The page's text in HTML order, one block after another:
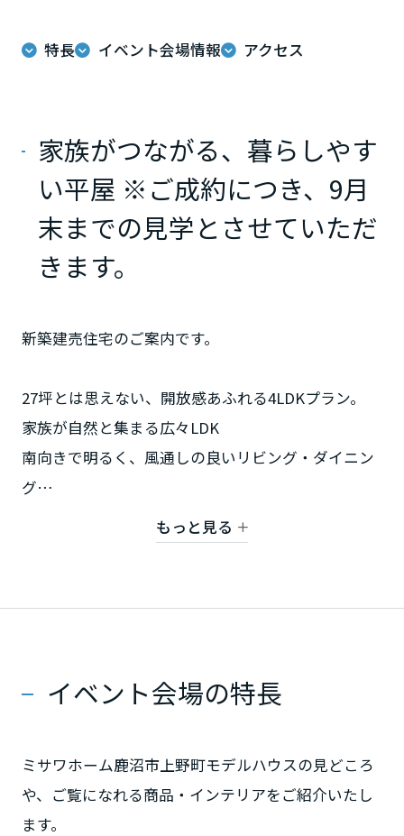
特長 イベント会場情報 アクセス
家族がつながる、暮らしやす
い平屋 ※ご成約につき、9月
末までの見学とさせていただ
きます。
新築建売住宅のご案内です。
27坪とは思えない、開放感あふれる4LDKプラン。
家族が自然と集まる広々LDK
南向きで明るく、風通しの良いリビング・ダイニン
グ
リビングとつながる畳スペースは、お子様のお昼寝
玄関近くのシューズクローク、キッチン横のパント
「片付けやすく、散らからない家」を実現
もっと見る
イベント会場の特長
ミサワホーム鹿沼市上野町モデルハウスの見どころ
や、ご覧になれる商品・インテリアをご紹介いたし
ます。
神奈川県
富山県
新潟県
東海エリア
愛知県
三重県
滋賀県